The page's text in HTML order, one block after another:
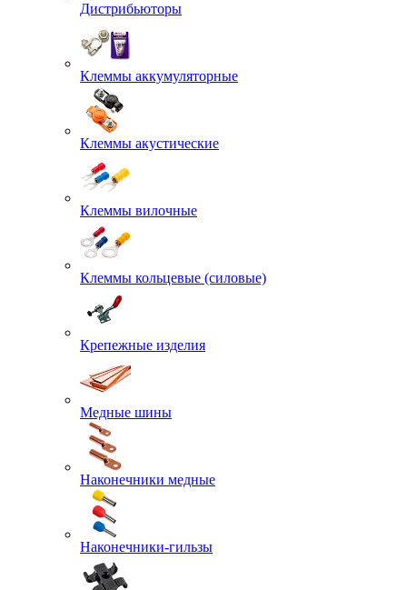
Дистрибьюторы
Клеммы аккумуляторные
Клеммы акустические
Клеммы вилочные
Клеммы кольцевые (силовые)
Крепежные изделия
Медные шины
Наконечники медные
Наконечники-гильзы